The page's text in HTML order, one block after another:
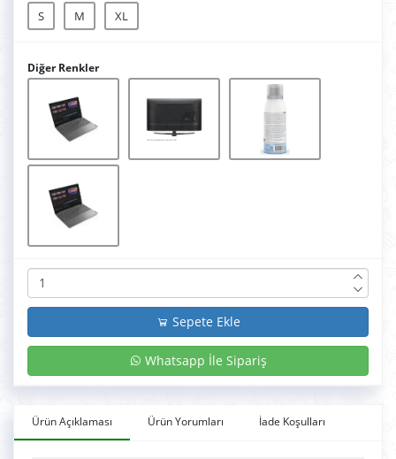
S M XL
Diğer Renkler
Sepete Ekle
Whatsapp İle Sipariş
Ürün Açıklaması Ürün Yorumları İade Koşulları